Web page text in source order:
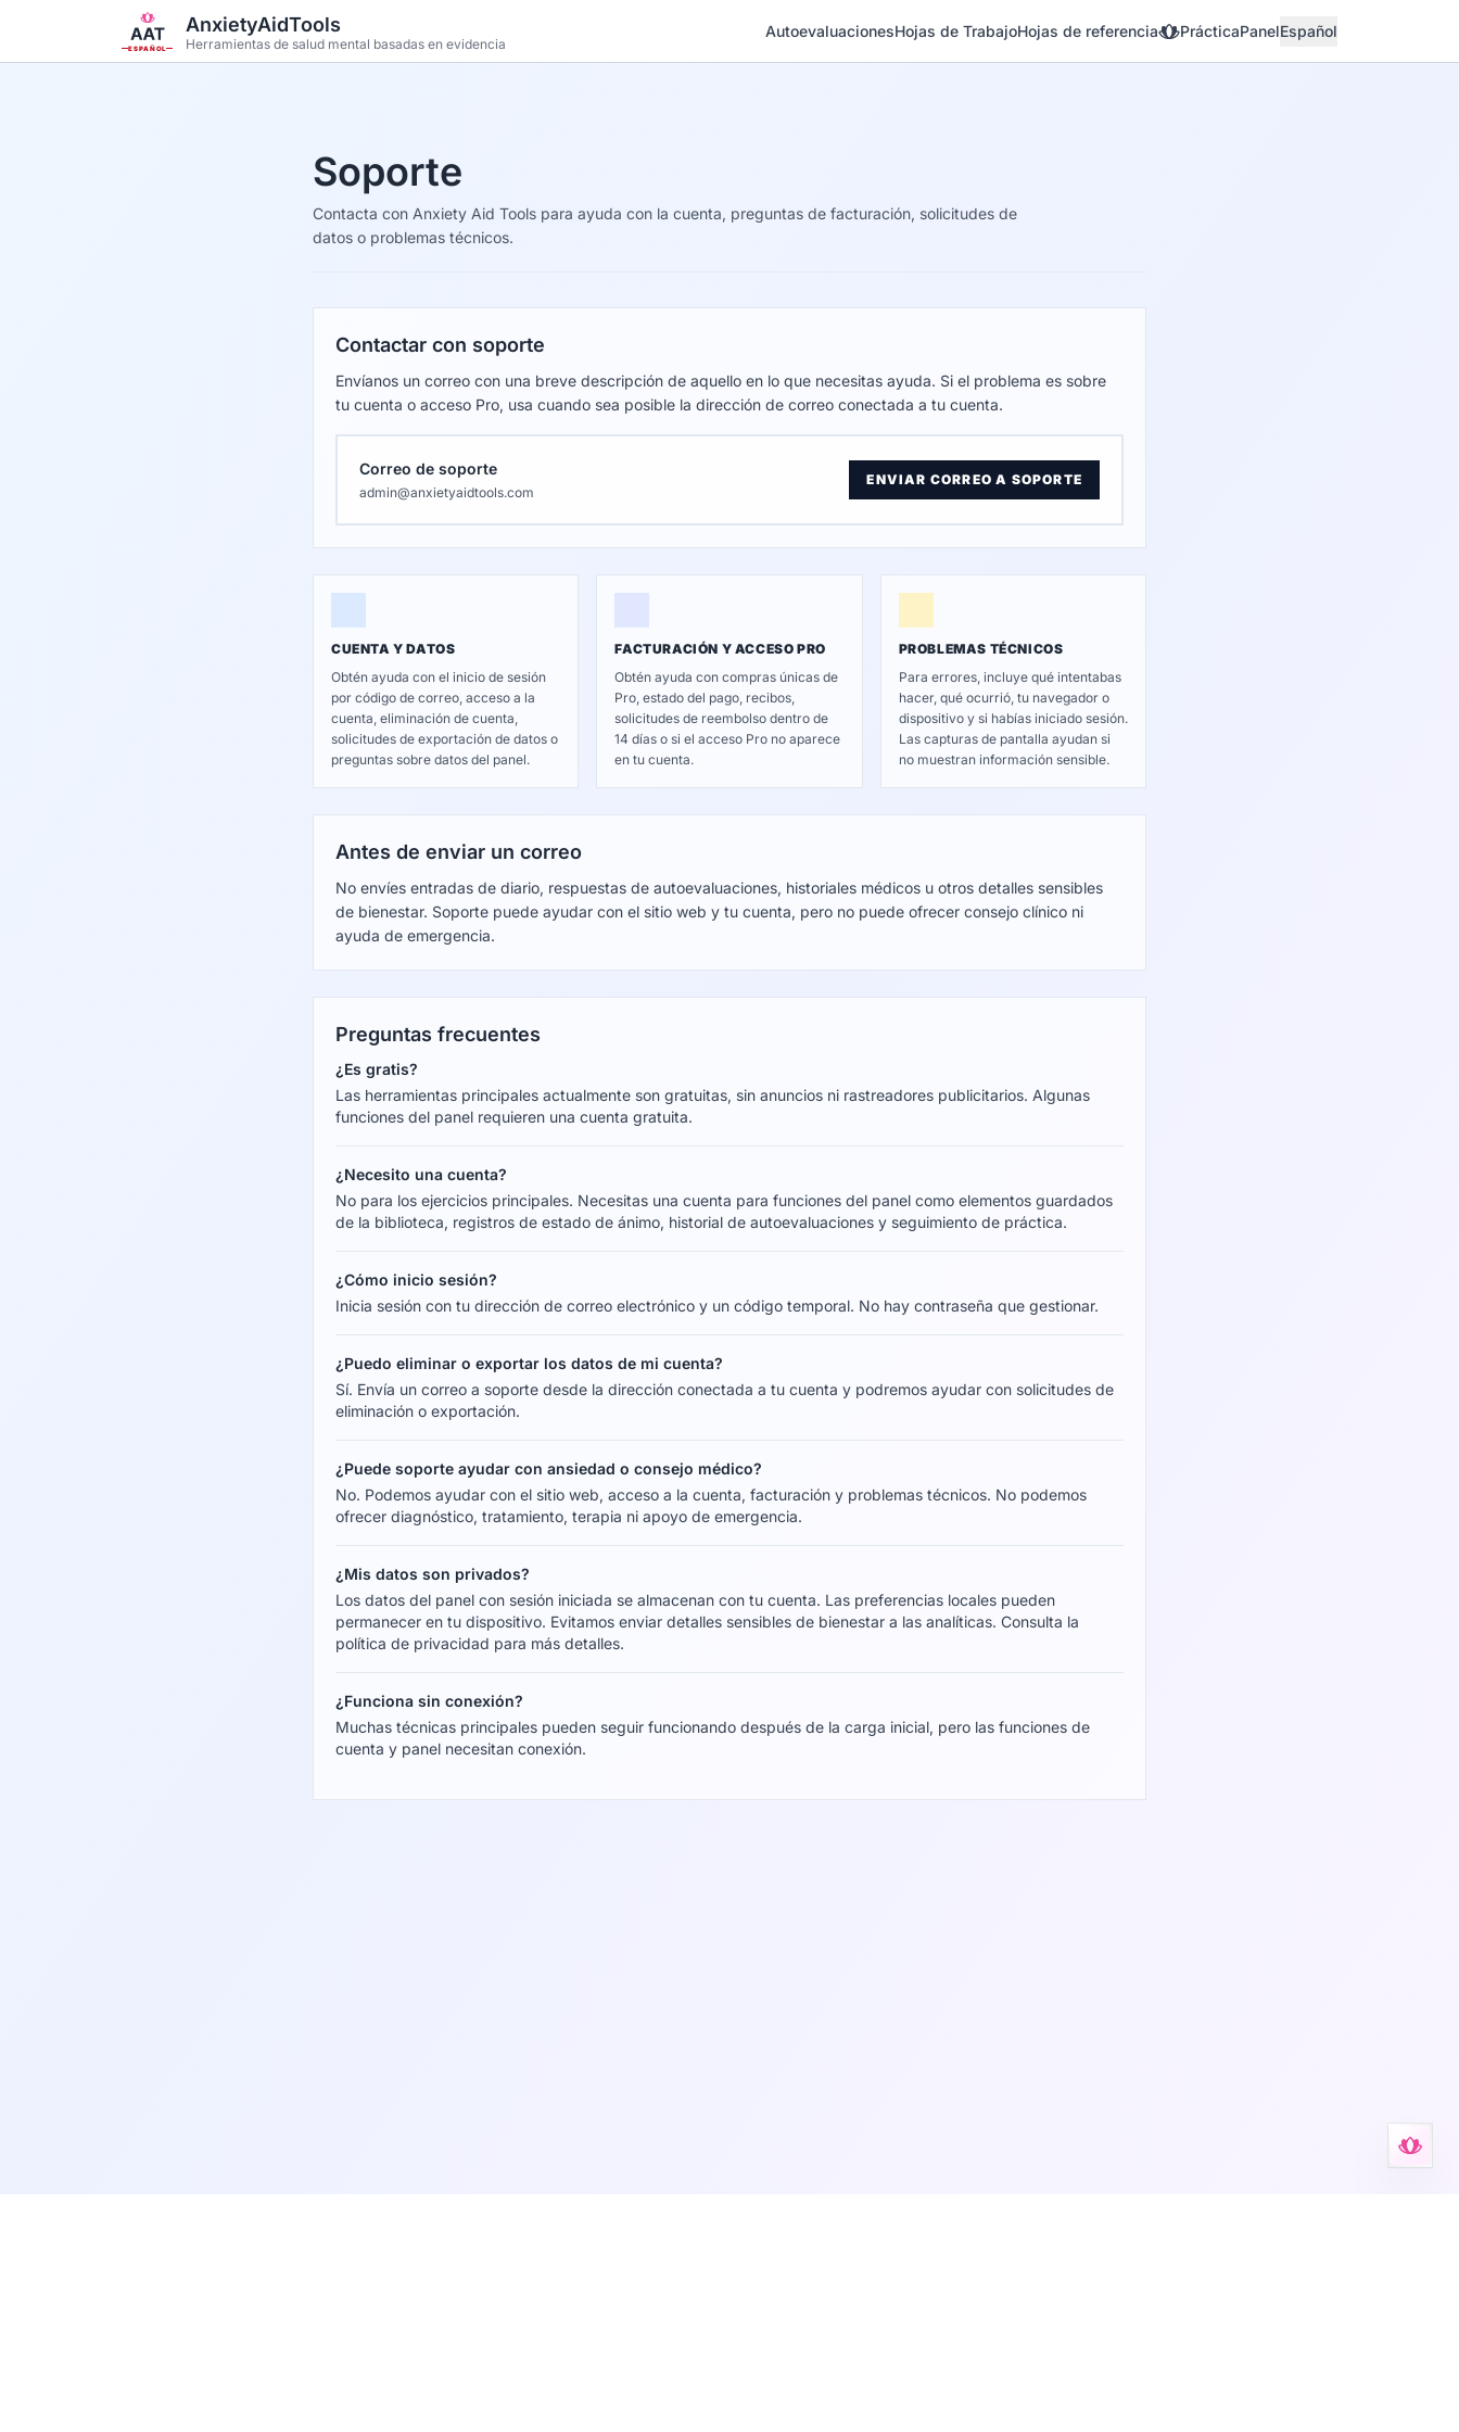
Saltar al contenido principal
ESPAÑOL
AnxietyAidTools
Herramientas de salud mental basadas en evidencia
AutoevaluacionesHojas de TrabajoHojas de referencia PrácticaPanelEspañol
Soporte
Contacta con Anxiety Aid Tools para ayuda con la cuenta, preguntas de facturación, solicitudes de
datos o problemas técnicos.
Contactar con soporte
Envíanos un correo con una breve descripción de aquello en lo que necesitas ayuda. Si el problema es sobre
tu cuenta o acceso Pro, usa cuando sea posible la dirección de correo conectada a tu cuenta.
Correo de soporte
admin@anxietyaidtools.com
ENVIAR CORREO A SOPORTE
CUENTA Y DATOS
Obtén ayuda con el inicio de sesión
por código de correo, acceso a la
cuenta, eliminación de cuenta,
solicitudes de exportación de datos o
preguntas sobre datos del panel.
FACTURACIÓN Y ACCESO PRO
Obtén ayuda con compras únicas de
Pro, estado del pago, recibos,
solicitudes de reembolso dentro de
14 días o si el acceso Pro no aparece
en tu cuenta.
PROBLEMAS TÉCNICOS
Para errores, incluye qué intentabas
hacer, qué ocurrió, tu navegador o
dispositivo y si habías iniciado sesión.
Las capturas de pantalla ayudan si
no muestran información sensible.
Antes de enviar un correo
No envíes entradas de diario, respuestas de autoevaluaciones, historiales médicos u otros detalles sensibles
de bienestar. Soporte puede ayudar con el sitio web y tu cuenta, pero no puede ofrecer consejo clínico ni
ayuda de emergencia.
Preguntas frecuentes
¿Es gratis?
Las herramientas principales actualmente son gratuitas, sin anuncios ni rastreadores publicitarios. Algunas
funciones del panel requieren una cuenta gratuita.
¿Necesito una cuenta?
No para los ejercicios principales. Necesitas una cuenta para funciones del panel como elementos guardados
de la biblioteca, registros de estado de ánimo, historial de autoevaluaciones y seguimiento de práctica.
¿Cómo inicio sesión?
Inicia sesión con tu dirección de correo electrónico y un código temporal. No hay contraseña que gestionar.
¿Puedo eliminar o exportar los datos de mi cuenta?
Sí. Envía un correo a soporte desde la dirección conectada a tu cuenta y podremos ayudar con solicitudes de
eliminación o exportación.
¿Puede soporte ayudar con ansiedad o consejo médico?
No. Podemos ayudar con el sitio web, acceso a la cuenta, facturación y problemas técnicos. No podemos
ofrecer diagnóstico, tratamiento, terapia ni apoyo de emergencia.
¿Mis datos son privados?
Los datos del panel con sesión iniciada se almacenan con tu cuenta. Las preferencias locales pueden
permanecer en tu dispositivo. Evitamos enviar detalles sensibles de bienestar a las analíticas. Consulta la
política de privacidad para más detalles.
¿Funciona sin conexión?
Muchas técnicas principales pueden seguir funcionando después de la carga inicial, pero las funciones de
cuenta y panel necesitan conexión.